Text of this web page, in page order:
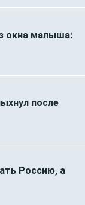
окна малыша:
после
Россию, а